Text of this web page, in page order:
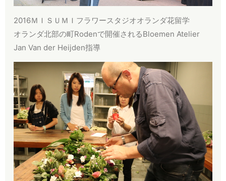
2016ＭＩＳＵＭＩフラワースタジオオランダ花留学
​オランダ北部の町Rodenで開催されるBloemen Atelier
Jan Van der Heijden指導